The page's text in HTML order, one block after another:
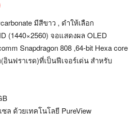
มีสีขาว , ดำให้เลือก
(1440×2560) จอแสดงผล OLED
Snapdragon 808 ,64-bit Hexa core
นฟราเรด)ที่เป็นฟีเจอร์เด่น สำหรับ
ล ด้วยเทคโนโลยี PureView